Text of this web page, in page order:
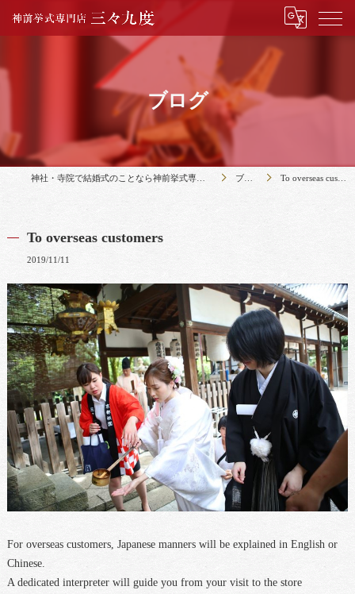
ブログ
神社・寺院で結婚式のことなら神前挙式専門店三々九度 ブログ To overseas customers
To overseas customers
2019/11/11
For overseas customers, Japanese manners will be explained in English or
Chinese.
A dedicated interpreter will guide you from your visit to the store